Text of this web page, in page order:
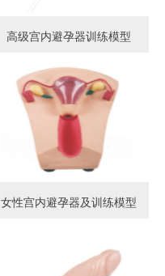
高级宫内避孕器训练模型
女性宫内避孕器及训练模型